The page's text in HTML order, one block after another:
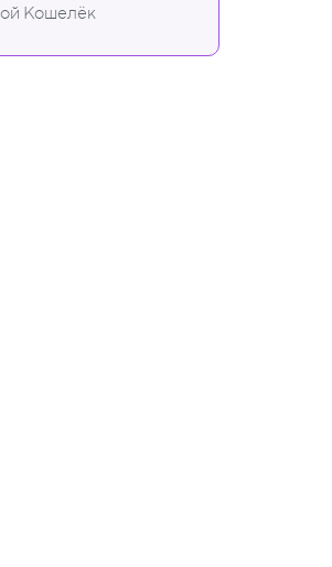
Кошелёк